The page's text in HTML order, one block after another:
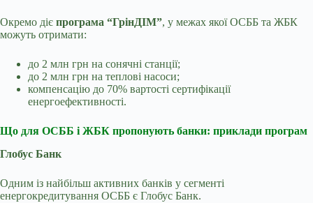
Окремо діє програма “ГрінДІМ”, у межах якої ОСББ та ЖБК
можуть отримати:
до 2 млн грн на сонячні станції;
до 2 млн грн на теплові насоси;
компенсацію до 70% вартості сертифікації
енергоефективності.
Що для ОСББ і ЖБК пропонують банки: приклади програм
Глобус Банк
Одним із найбільш активних банків у сегменті
енергокредитування ОСББ є Глобус Банк.